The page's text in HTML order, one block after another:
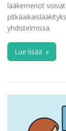
lääkemenot
yhdistelmissä.
Lue lisää »